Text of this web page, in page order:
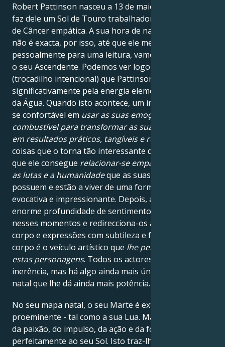
Robert Pattinson nasceu a 13 de maio de 1986. Isso
faz dele um Sol de Touro trabalhador com uma Lua
de Câncer empática. A sua hora de nascimento online
não é exacta, por isso, até que ele me contacte
pessoalmente para uma leitura, vamos ignorar isso e
o seu Ascendente. Podemos ver logo à partida
(trocadilho intencional) que Pattinson é composto
significativamente pela energia elementar da Terra e
da Água. Quando isto acontece, um indivíduo sente-
se confortável em usar as suas emoções como
combustível para transformar as suas motivações
em resultados práticos, tangíveis e reais
coisas que o torna tão interessante de ver no ecrã é
que ele consegue relacionar-se empaticamente com
as lutas e a humanidadeque as suas personagens
possuem e estão a viver de uma forma que é
evocativa e impressionante. Depois, aproveita a
enorme profundidade de sentimentos que sente
nesses momentos e redirecciona-os através do seu
corpo e expressões com subtileza e força. O seu
corpo é o veículo artístico que lhe permite canalizar
estas personagens. Todos os actores fazem isto por
inerência, mas há algo ainda mais único no seu mapa
natal que lhe dá ainda mais potência.
No seu mapa natal, o seu Marte é extremamente
proeminente - tal como a sua Lua. Marte é o planeta
da paixão, do impulso, da ação e da força e liga-se
perfeitamente ao seu Sol. Isto traz-lhe